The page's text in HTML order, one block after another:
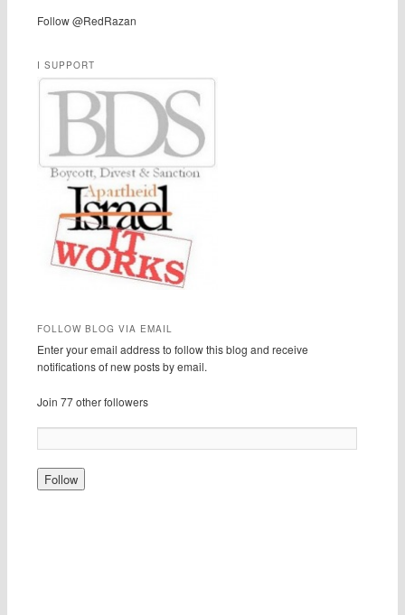
Follow @RedRazan
I SUPPORT
FOLLOW BLOG VIA EMAIL
Enter your email address to follow this blog and receive
notifications of new posts by email.
Join 77 other followers